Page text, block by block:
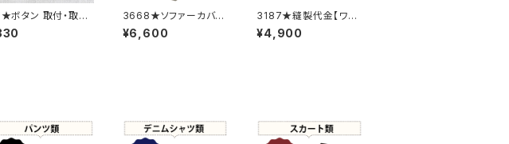
ボタン 取付・取り
料金(1個分)
3668★ソファーカバー
追加料金
¥6,600
3187★縫製代金【ワッ
ペン２枚】
¥4,900